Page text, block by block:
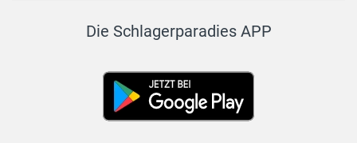
Die Schlagerparadies APP